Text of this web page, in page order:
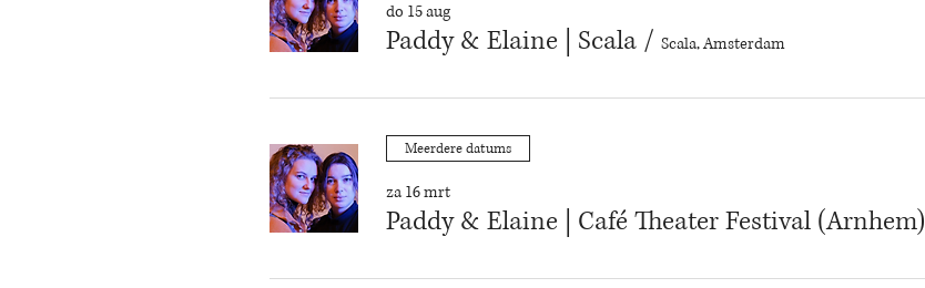
do 15 aug
Paddy & Elaine | Scala / Scala, Amsterdam
Meerdere datums
za 16 mrt
Paddy & Elaine | Café Theater Festival (Arnhem)